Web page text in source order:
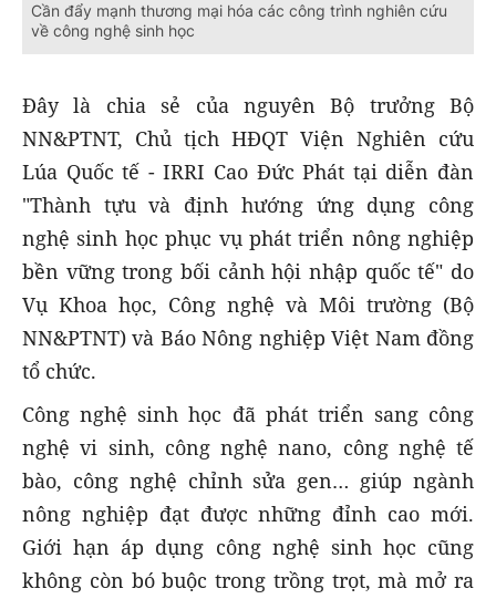
Cần đẩy mạnh thương mại hóa các công trình nghiên cứu
về công nghệ sinh học
Đây là chia sẻ của nguyên Bộ trưởng Bộ
NN&PTNT, Chủ tịch HĐQT Viện Nghiên cứu
Lúa Quốc tế - IRRI Cao Đức Phát tại diễn đàn
"Thành tựu và định hướng ứng dụng công
nghệ sinh học phục vụ phát triển nông nghiệp
bền vững trong bối cảnh hội nhập quốc tế" do
Vụ Khoa học, Công nghệ và Môi trường (Bộ
NN&PTNT) và Báo Nông nghiệp Việt Nam đồng
tổ chức.
Công nghệ sinh học đã phát triển sang công
nghệ vi sinh, công nghệ nano, công nghệ tế
bào, công nghệ chỉnh sửa gen… giúp ngành
nông nghiệp đạt được những đỉnh cao mới.
Giới hạn áp dụng công nghệ sinh học cũng
không còn bó buộc trong trồng trọt, mà mở ra